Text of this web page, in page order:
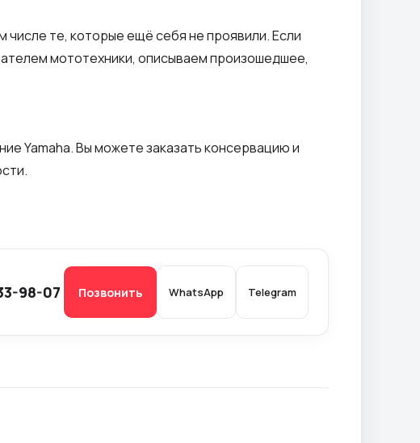
те, которые ещё себя не проявили. Если
мототехники, описываем произошедшее,
Yamaha. Вы можете заказать консервацию и
98-07 Позвонить WhatsApp Telegram